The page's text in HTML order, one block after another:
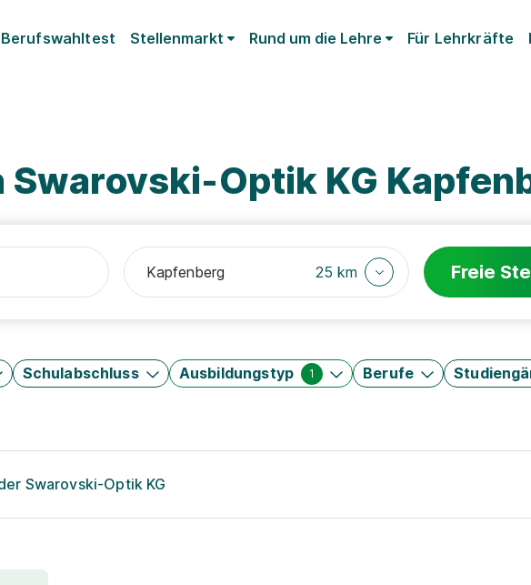
Berufswahltest Stellenmarkt Rund um die Lehre Für Lehrkräfte
Optik KG
25 km Freie
Schulabschluss Ausbildungstyp 1 Berufe
Swarovski-Optik KG